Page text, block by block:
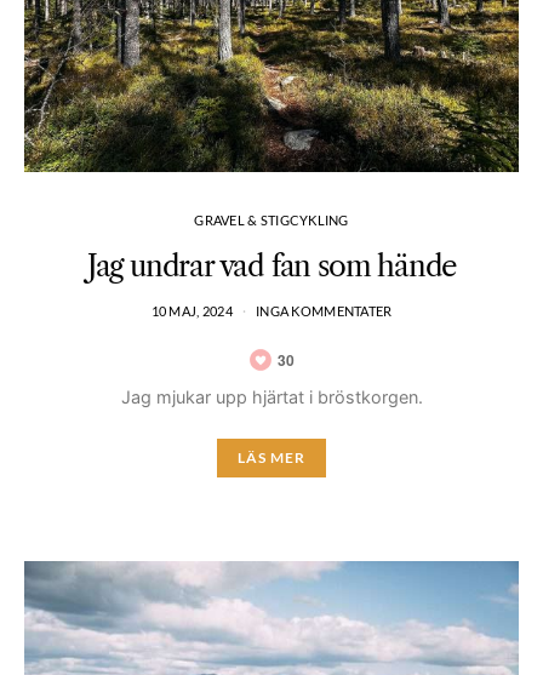
GRAVEL & STIGCYKLING
Jag undrar vad fan som hände
10 MAJ, 2024 INGA KOMMENTATER
30
Jag mjukar upp hjärtat i bröstkorgen.
LÄS MER